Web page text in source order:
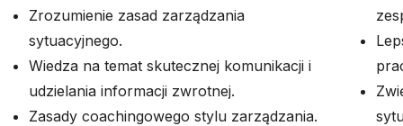
Zrozumienie zasad zarządzania
sytuacyjnego.
Wiedza na temat skutecznej komunikacji i
udzielania informacji zwrotnej.
Zasady coachingowego stylu zarządzania.